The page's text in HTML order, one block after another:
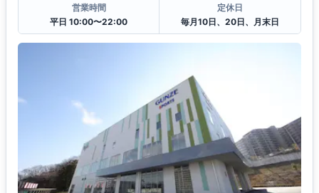
営業時間
平日 10:00〜22:00
定休日
毎月10日、20日、月末日